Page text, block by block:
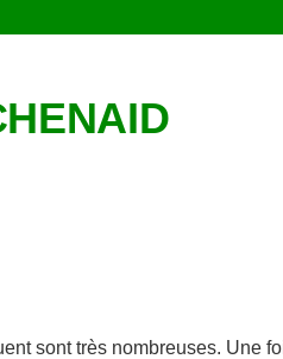
sont très nombreuses. Une